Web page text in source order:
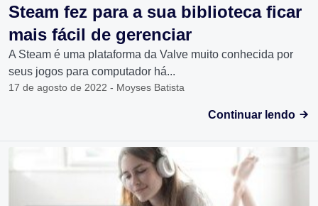
Steam fez para a sua biblioteca ficar
mais fácil de gerenciar
A Steam é uma plataforma da Valve muito conhecida por
seus jogos para computador há...
17 de agosto de 2022 - Moyses Batista
Continuar lendo